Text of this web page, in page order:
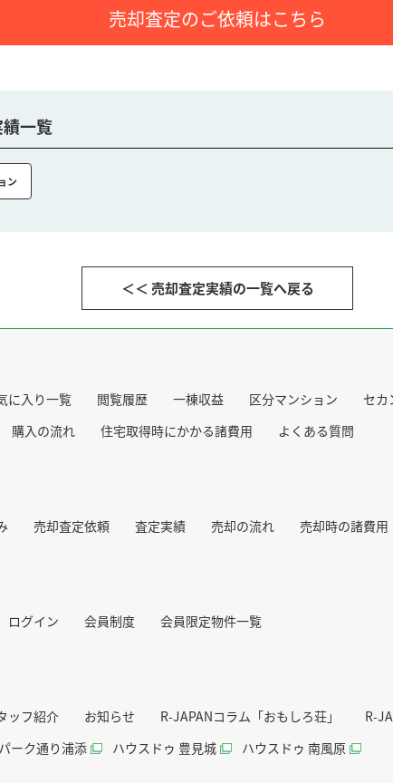
売却査定のご依頼はこちら
一覧
ン
＜＜ 売却査定実績の一覧へ戻る
に入り一覧 閲覧履歴 一棟収益 区分マンション セカ
購入の流れ 住宅取得時にかかる諸費用 よくある質問
売却査定依頼 査定実績 売却の流れ 売却時の諸費用
ログイン 会員制度 会員限定物件一覧
ッフ紹介 お知らせ R-JAPANコラム「おもしろ荘」 R-
ーク通り浦添
ハウスドゥ 豊見城 ハウスドゥ 南風原